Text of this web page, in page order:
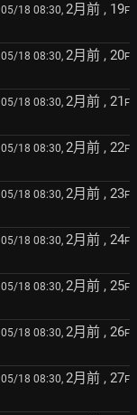
05/18 08:30, 2月前 , 19F
05/18 08:30, 2月前 , 20F
05/18 08:30, 2月前 , 21 F
05/18 08:30, 2月前 , 22F
05/18 08:30, 2月前 , 23F
05/18 08:30, 2月前 , 24F
05/18 08:30, 2月前 , 25F
05/18 08:30, 2月前 , 26F
05/18 08:30, 2月前 , 27F